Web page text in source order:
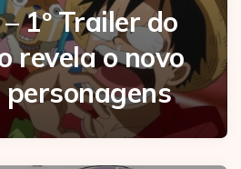
1º Trailer do
revela o novo